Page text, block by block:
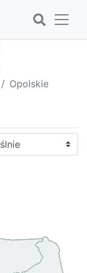
Opolskie